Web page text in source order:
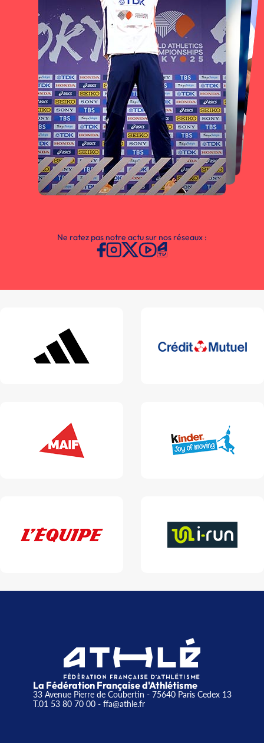
Ne ratez pas notre actu sur nos réseaux :
La Fédération Française d'Athlétisme
33 Avenue Pierre de Coubertin - 75640 Paris Cedex 13
T.01 53 80 70 00- ffa@athle.fr